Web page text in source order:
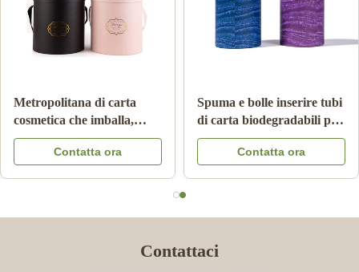
Il cilindro ha ondulato la
metropolitana di carta
Pantone che stampa Matte
Lamination innocuo per i
Contatta ora
Imballaggio per alimenti
della metropolitana della
carta del cartone con il
colore Logo Embossed del
Contatta ora
Contattaci